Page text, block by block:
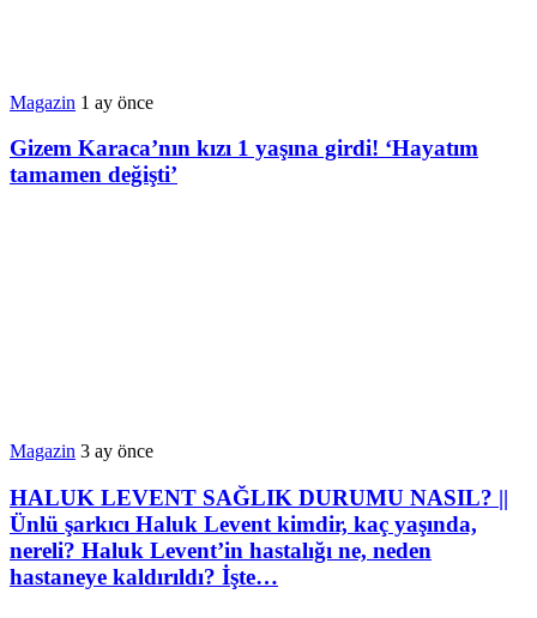
Magazin 1 ay önce
Gizem Karaca’nın kızı 1 yaşına girdi! ‘Hayatım
tamamen değişti’
Magazin 3 ay önce
HALUK LEVENT SAĞLIK DURUMU NASIL? ||
Ünlü şarkıcı Haluk Levent kimdir, kaç yaşında,
nereli? Haluk Levent’in hastalığı ne, neden
hastaneye kaldırıldı? İşte…